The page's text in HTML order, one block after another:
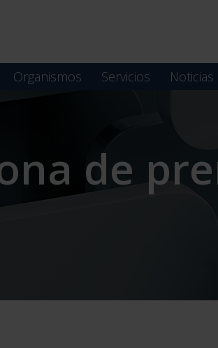
Organismos Servicios Noticias
de